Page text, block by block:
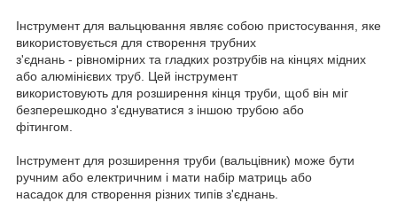
Інструмент для вальцювання являє собою пристосування, яке
використовується для створення трубних
з'єднань - рівномірних та гладких розтрубів на кінцях мідних
або алюмінієвих труб. Цей інструмент
використовують для розширення кінця труби, щоб він міг
безперешкодно з'єднуватися з іншою трубою або
фітингом.
Інструмент для розширення труби (вальцівник) може бути
ручним або електричним і мати набір матриць або
насадок для створення різних типів з'єднань.